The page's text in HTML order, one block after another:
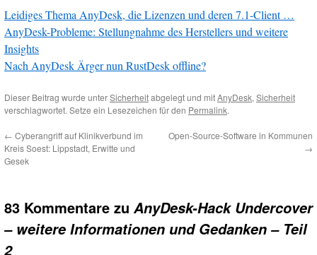
Leidiges Thema AnyDesk, die Lizenzen und deren 7.1-Client …
AnyDesk-Probleme: Stellungnahme des Herstellers und weitere
Insights
Nach AnyDesk Ärger nun RustDesk offline?
Dieser Beitrag wurde unterSicherheitabgelegt und mitAnyDesk, Sicherheit
verschlagwortet. Setze ein Lesezeichen für den Permalink.
← Cyberangriff auf Klinikverbund im
Kreis Soest: Lippstadt, Erwitte und
Gesek
Open-Source-Software in Kommunen
→
83 Kommentare zu AnyDesk-Hack Undercover
– weitere Informationen und Gedanken – Teil
2